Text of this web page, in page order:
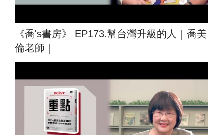
《喬's書房》 EP173.幫台灣升級的人｜喬美
倫老師｜